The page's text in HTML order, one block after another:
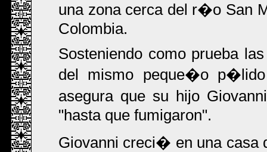
una zona cerca del r�o San
Colombia.
Sosteniendo como prueba
del mismo peque�o
asegura que su hijo
"hasta que fumigaron".
Giovanni creci� en una